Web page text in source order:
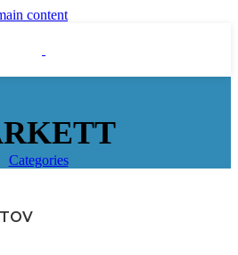
content
Categories